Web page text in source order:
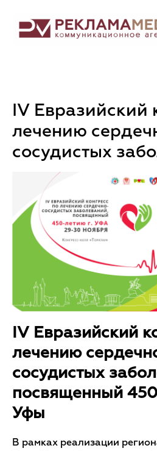
IV Евразийский
лечению
сосудистых
IV Евразийский
лечению
сосудистых
посвященный
Уфы
В рамках реализации